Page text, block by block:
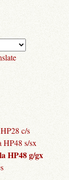
c/s
HP48 s/sx
HP48 g/gx